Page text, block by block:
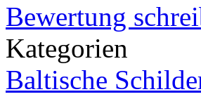
Bewertung
Kategorien
Baltische